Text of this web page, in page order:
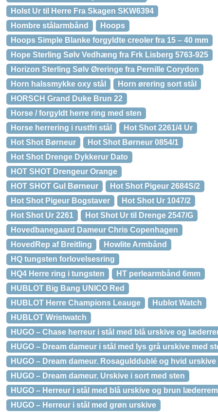
Holst Ur til Herre Fra Skagen SKW6394
Hombre stålarmbånd
Hoops
Hoops Simple Blanke forgyldte creoler fra 15 – 40 mm
Hope Sterling Sølv Vedhæng fra Frk Lisberg 5763-925
Horizon Sterling Sølv Øreringe fra Pernille Corydon
Horn halssmykke oxy stål
Horn ørering sort stål
HORSCH Grand Duke Brun 22
Horse / forgyldt herre ring med sten
Horse herrering i rustfri stål
Hot Shot 2261/4 Ur
Hot Shot Børneur
Hot Shot Børneur 0854/1
Hot Shot Drenge Dykkerur Dato
HOT SHOT Drengeur Orange
HOT SHOT Gul Børneur
Hot Shot Pigeur 2684S/2
Hot Shot Pigeur Bogstaver
Hot Shot Ur 1047/2
Hot Shot Ur 2261
Hot Shot Ur til Drenge 2547/G
Hovedbanegaard Dameur Chris Copenhagen
HovedRep af Breitling
Howlite Armbånd
HQ tungsten forlovelsesring
HQ4 Herre ring i tungsten
HT perlearmbånd 6mm
HUBLOT Big Bang UNICO Red
HUBLOT Herre Champions Leauge
Hublot Watch
HUBLOT Wristwatch
HUGO – Chase herreur i stål med blå urskive og
HUGO – Dream dameur i stål med lys grå urskive med
HUGO – Dream dameur. Rosagulddublé og hvid
HUGO – Dream dameur. Urskive i sort med sten
HUGO – Herreur i stål med blå urskive og brun læderrem
HUGO – Herreur i stål med grøn urskive